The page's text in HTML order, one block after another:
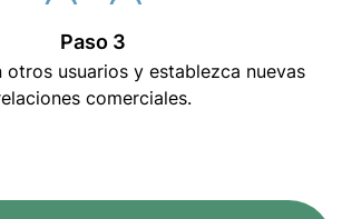
Paso 3
otros usuarios y establezca nuevas
comerciales.